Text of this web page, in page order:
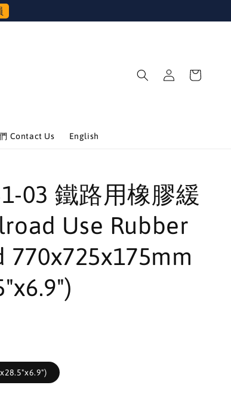
Contact Us English
03 鐵路用橡膠緩
Use Rubber
770x725x175mm